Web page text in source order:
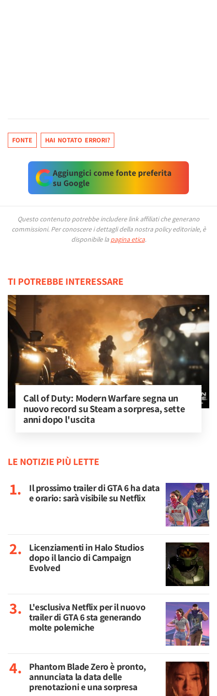
FONTE HAI NOTATO ERRORI?
Aggiungici come fonte preferita
su Google
Questo contenuto potrebbe includere link affiliati che generano
commissioni. Per conoscere i dettagli della nostra policy editoriale, è
disponibile la pagina etica.
TI POTREBBE INTERESSARE
Call of Duty: Modern Warfare segna un
nuovo record su Steam a sorpresa, sette
anni dopo l'uscita
LE NOTIZIE PIÙ LETTE
Il prossimo trailer di GTA 6 ha data
e orario: sarà visibile su Netflix
Licenziamenti in Halo Studios
dopo il lancio di Campaign
Evolved
L'esclusiva Netflix per il nuovo
trailer di GTA 6 sta generando
molte polemiche
Phantom Blade Zero è pronto,
annunciata la data delle
prenotazioni e una sorpresa